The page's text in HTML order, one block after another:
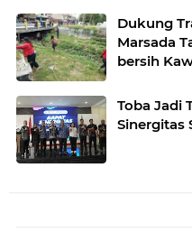
Dukung
Marsada
bersih
Toba Jadi
Sinergitas